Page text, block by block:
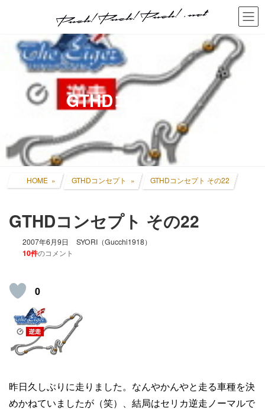
GTHDコンセプト
HOME GTHDコンセプト GTHDコンセプト その22
GTHDコンセプト その22
2007年6月9日 SYORI（Gucchi1918）
10件のコメント
0
昨日久しぶりに走りました。なんやかんやと走る車種を決
めかねていましたが（笑）、結局はセリカ逆走ノーマルで